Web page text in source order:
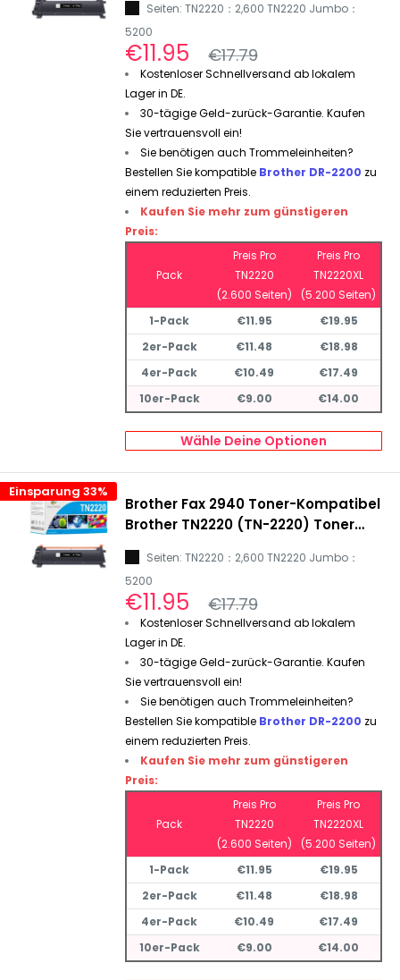
Seiten: TN2220：2,600 TN2220 Jumbo：
5200
Sonderpreis
€11.95 Normalpreis
€17.79
Kostenloser Schnellversand ab lokalem
Lager in DE.
30-tägige Geld-zurück-Garantie. Kaufen
Sie vertrauensvoll ein!
Sie benötigen auch Trommeleinheiten?
Bestellen Sie kompatible Brother DR-2200 zu
einem reduzierten Preis.
Kaufen Sie mehr zum günstigeren
Preis:
Pack
Preis Pro
TN2220
(2.600 Seiten)
Preis Pro
TN2220XL
(5.200 Seiten)
1-Pack
€11.95
€19.95
2er-Pack
€11.48
€18.98
4er-Pack
€10.49
€17.49
10er-Pack
€9.00 €14.00
Wähle Deine Optionen
Einsparung 33%
Brother Fax 2940 Toner-Kompatibel
Brother TN2220 (TN-2220) Toner
Seiten: TN2220：2,600 TN2220 Jumbo：
5200
Sonderpreis
€11.95 Normalpreis
€17.79
Kostenloser Schnellversand ab lokalem
Lager in DE.
30-tägige Geld-zurück-Garantie. Kaufen
Sie vertrauensvoll ein!
Sie benötigen auch Trommeleinheiten?
Bestellen Sie kompatible Brother DR-2200 zu
einem reduzierten Preis.
Kaufen Sie mehr zum günstigeren
Preis:
Pack
Preis Pro
TN2220
(2.600 Seiten)
Preis Pro
TN2220XL
(5.200 Seiten)
1-Pack
€11.95
€19.95
2er-Pack
€11.48
€18.98
4er-Pack
€10.49
€17.49
10er-Pack
€9.00 €14.00